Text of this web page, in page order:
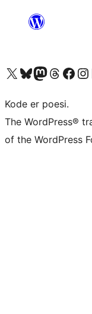
Besøk vår konto på X Visit our Bluesky account
Besøk vår Mastodon-konto
Visit our Threads
Besøk vår Facebook-side
Besøk
Kode er poesi.
The WordPress®
of the WordPress